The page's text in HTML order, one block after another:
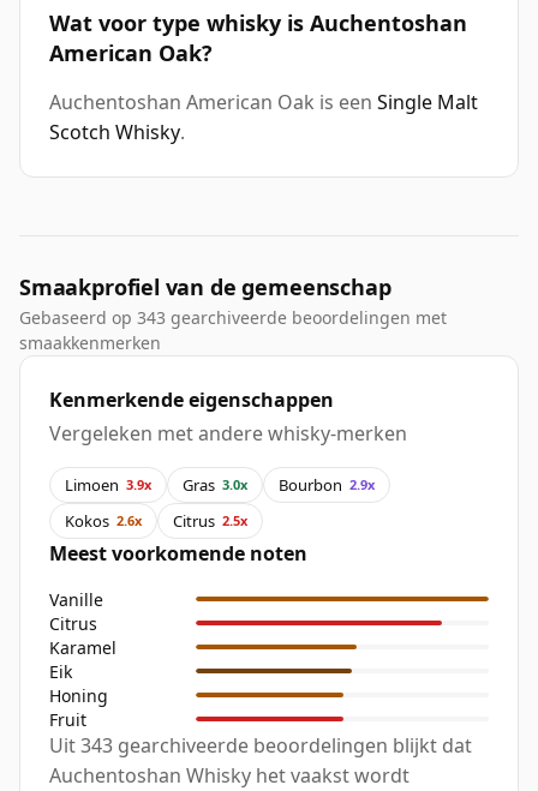
Wat voor type whisky is Auchentoshan
American Oak?
Auchentoshan American Oak is een Single Malt
Scotch Whisky.
Smaakprofiel van de gemeenschap
Gebaseerd op 343 gearchiveerde beoordelingen met
smaakkenmerken
Kenmerkende eigenschappen
Vergeleken met andere whisky-merken
Limoen 3.9x Gras 3.0x Bourbon 2.9x
Kokos 2.6x Citrus 2.5x
Meest voorkomende noten
Vanille
Citrus
Karamel
Eik
Honing
Fruit
Uit 343 gearchiveerde beoordelingen blijkt dat
Auchentoshan Whisky het vaakst wordt